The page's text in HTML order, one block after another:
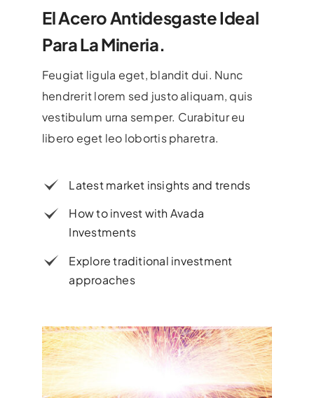
El Acero Antidesgaste Ideal
Para La Mineria.
Feugiat ligula eget, blandit dui. Nunc
hendrerit lorem sed justo aliquam, quis
vestibulum urna semper. Curabitur eu
libero eget leo lobortis pharetra.
Latest market insights and trends
How to invest with Avada
Investments
Explore traditional investment
approaches